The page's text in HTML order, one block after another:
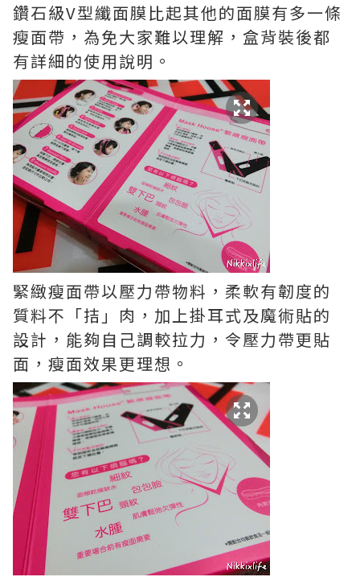
鑽石級V型纖面膜比起其他的面膜有多一條
瘦面帶，為免大家難以理解，盒背裝後都
有詳細的使用說明。
緊緻瘦面帶以壓力帶物料，柔軟有韌度的
質料不「拮」肉，加上掛耳式及魔術貼的
設計，能夠自己調較拉力，令壓力帶更貼
面，瘦面效果更理想。